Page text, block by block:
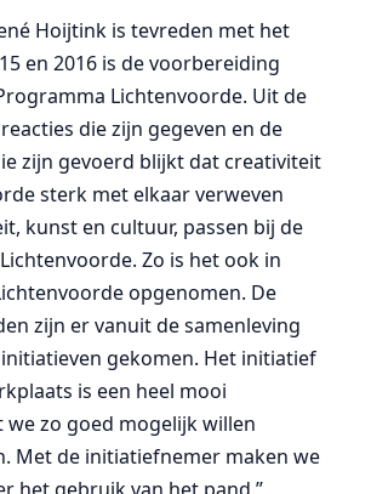
Hoijtink is tevreden met het
en 2016 is de voorbereiding
Lichtenvoorde. Uit de
die zijn gegeven en de
zijn gevoerd blijkt dat creativiteit
sterk met elkaar verweven
kunst en cultuur, passen bij de
Zo is het ook in
opgenomen. De
zijn er vanuit de samenleving
gekomen. Het initiatief
is een heel mooi
we zo goed mogelijk willen
Met de initiatiefnemer maken we